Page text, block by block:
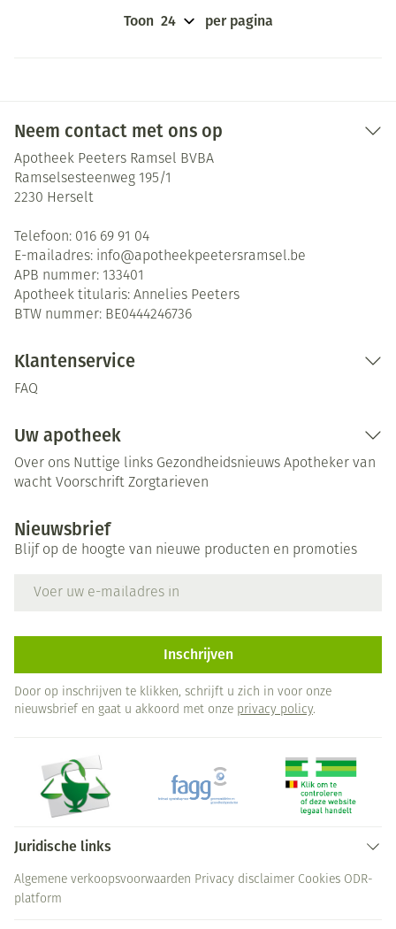
Toon per pagina
Neem contact met ons op
Apotheek Peeters Ramsel BVBA
Ramselsesteenweg 195/1
2230 Herselt
Telefoon: 016 69 91 04
E-mailadres: info@apotheekpeetersramsel.be
APB nummer: 133401
Apotheek titularis: Annelies Peeters
BTW nummer: BE0444246736
Klantenservice
FAQ
Uw apotheek
Over ons Nuttige links Gezondheidsnieuws Apotheker van
wacht Voorschrift Zorgtarieven
Nieuwsbrief
Blijf op de hoogte van nieuwe producten en promoties
Inschrijven
Door op inschrijven te klikken, schrijft u zich in voor onze
nieuwsbrief en gaat u akkoord met onze privacy policy.
Juridische links
Algemene verkoopsvoorwaarden Privacy disclaimer Cookies ODR-
platform